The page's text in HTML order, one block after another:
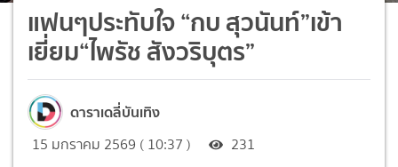
แฟนๆประทับใจ “กบ สุวนันท์”เข้า
เยี่ยม“ไพรัช สังวริบุตร”
ดาราเดลี่บันเทิง
15 มกราคม 2569 ( 10:37 ) 231